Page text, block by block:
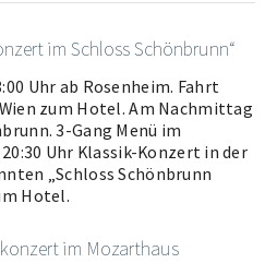
im Schloss Schönbrunn“
Uhr ab Rosenheim. Fahrt
zum Hotel. Am Nachmittag
3-Gang Menü im
Uhr Klassik-Konzert in der
„Schloss Schönbrunn
Hotel.
im Mozarthaus